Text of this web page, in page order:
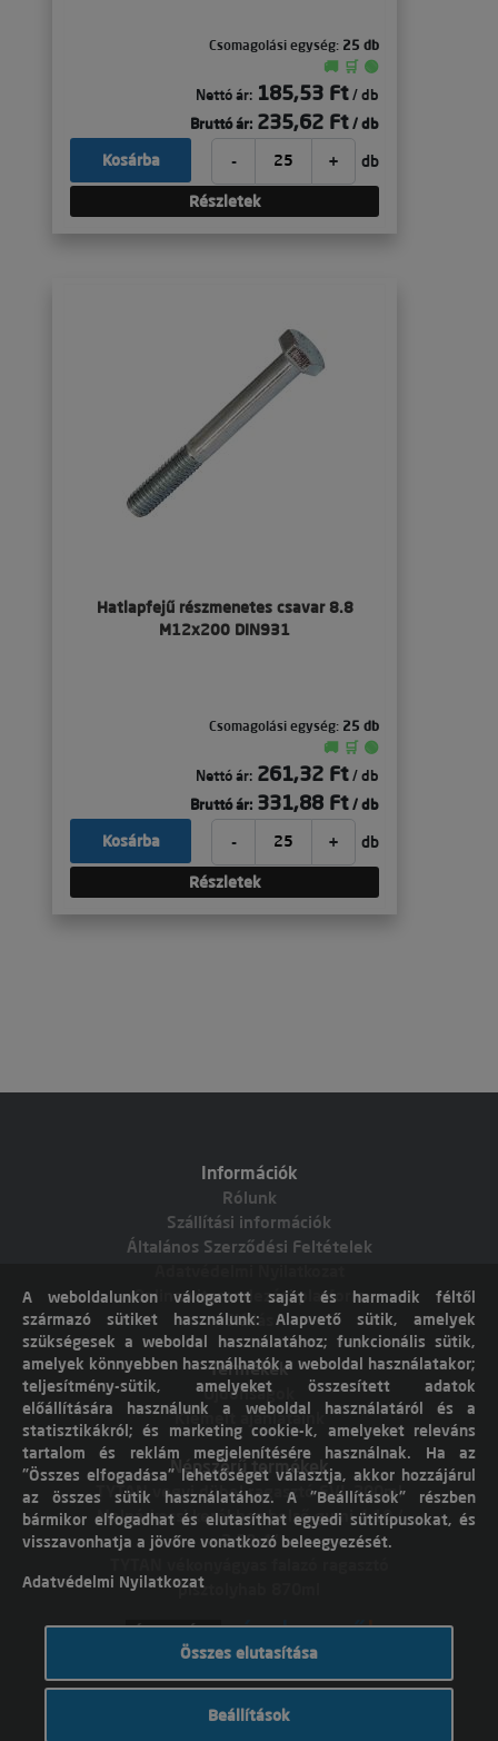
Csomagolási egység: 25 db
🚚 🛒 🟢
Nettó ár: 185,53 Ft / db
Bruttó ár: 235,62 Ft / db
- + db
Kosárba
Részletek
Hatlapfejű részmenetes csavar 8.8
M12x200 DIN931
Csomagolási egység: 25 db
🚚 🛒 🟢
Nettó ár: 261,32 Ft / db
Bruttó ár: 331,88 Ft / db
- + db
Kosárba
Részletek
Információk
Rólunk
Szállítási információk
Általános Szerződési Feltételek
Online vitarendezési platform
Elállás
Termékek
Újdonságok
Kiemelt ajánlataink
Népszerű termékek
TYTAN vegyi dübel ragasztó EVI. 300ml
Molnárkocsi kerékhez belső gumi 4,10 /
3,50-4"
pisztolyhab 870ml
A weboldalunkon válogatott saját és harmadik féltől
származó sütiket használunk: Alapvető sütik, amelyek
szükségesek a weboldal használatához; funkcionális sütik,
amelyek könnyebben használhatók a weboldal használatakor;
teljesítmény-sütik, amelyeket összesített adatok
előállítására használunk a weboldal használatáról és a
statisztikákról; és marketing cookie-k, amelyeket releváns
tartalom és reklám megjelenítésére használnak. Ha az
"Összes elfogadása" lehetőséget választja, akkor hozzájárul
az összes sütik használatához. A "Beállítások" részben
bármikor elfogadhat és elutasíthat egyedi sütitípusokat, és
visszavonhatja a jövőre vonatkozó beleegyezését.
Adatvédelmi Nyilatkozat
Összes elutasítása
Beállítások